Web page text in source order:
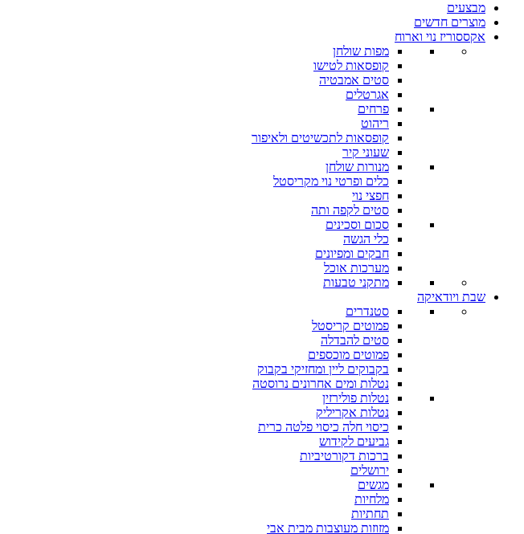
מבצעים
מוצרים חדשים
אקססוריז נוי וארוח
מפות שולחן
קופסאות לטישו
סטים אמבטיה
אגרטלים
פרחים
ריהוט
קופסאות לתכשיטים ולאיפור
שעוני קיר
מנורות שולחן
כלים ופרטי נוי מקריסטל
חפצי נוי
סטים לקפה ותה
סכום וסכינים
כלי הגשה
חבקים ומפיונים
מערכות אוכל
מתקני טבעות
שבת ויודאיקה
סטנדרים
פמוטים קריסטל
סטים להבדלה
פמוטים מוכספים
בקבוקים ליין ומחזיקי בקבוק
נטלות ומים אחרונים נרוסטה
נטלות פולירזין
נטלות אקריליק
כיסוי חלה כיסוי פלטה כרית
גביעים לקידוש
ברכות דקורטיביות
ירושלים
מגשים
מלחיות
תחתיות
מזוזות מעוצבות מבית אבי